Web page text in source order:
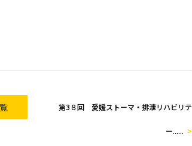
第3８回 愛媛ストーマ・排泄リハビリテ
ー......